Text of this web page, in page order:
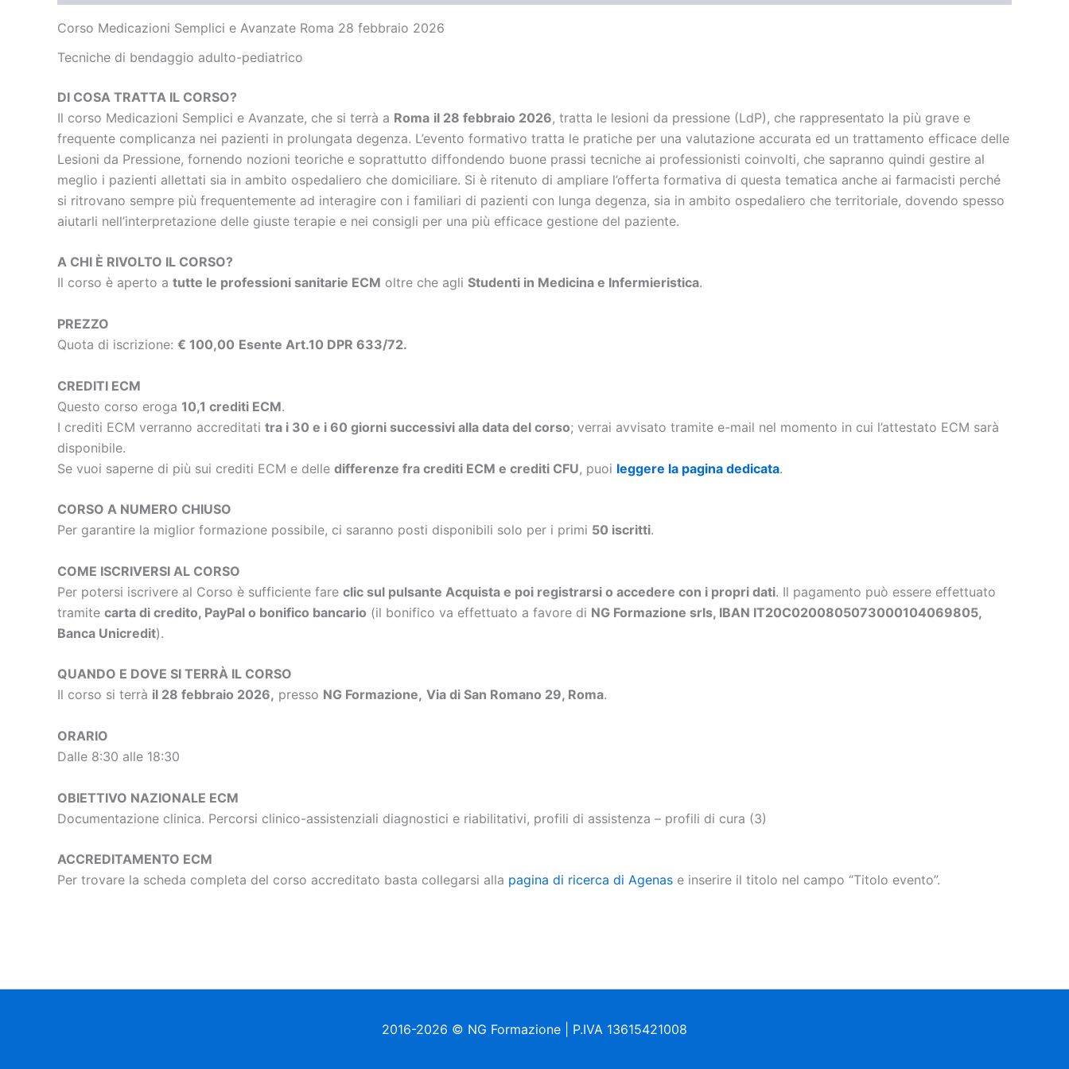
Corso Medicazioni Semplici e Avanzate Roma 28 febbraio 2026
Tecniche di bendaggio adulto-pediatrico
DI COSA TRATTA IL CORSO?
Il corso Medicazioni Semplici e Avanzate, che si terrà a Roma il 28 febbraio 2026, tratta le lesioni da pressione (LdP), che rappresentato la più grave e
frequente complicanza nei pazienti in prolungata degenza. L’evento formativo tratta le pratiche per una valutazione accurata ed un trattamento efficace delle
Lesioni da Pressione, fornendo nozioni teoriche e soprattutto diffondendo buone prassi tecniche ai professionisti coinvolti, che sapranno quindi gestire al
meglio i pazienti allettati sia in ambito ospedaliero che domiciliare. Si è ritenuto di ampliare l’offerta formativa di questa tematica anche ai farmacisti perché
si ritrovano sempre più frequentemente ad interagire con i familiari di pazienti con lunga degenza, sia in ambito ospedaliero che territoriale, dovendo spesso
aiutarli nell’interpretazione delle giuste terapie e nei consigli per una più efficace gestione del paziente.
A CHI È RIVOLTO IL CORSO?
Il corso è aperto a tutte le professioni sanitarie ECM oltre che agli Studenti in Medicina e Infermieristica.
PREZZO
Quota di iscrizione: € 100,00 Esente Art.10 DPR 633/72.
CREDITI ECM
Questo corso eroga 10,1 crediti ECM.
I crediti ECM verranno accreditati tra i 30 e i 60 giorni successivi alla data del corso; verrai avvisato tramite e-mail nel momento in cui l’attestato ECM sarà
disponibile.
Se vuoi saperne di più sui crediti ECM e delle differenze fra crediti ECM e crediti CFU, puoi leggere la pagina dedicata.
CORSO A NUMERO CHIUSO
Per garantire la miglior formazione possibile, ci saranno posti disponibili solo per i primi 50 iscritti.
COME ISCRIVERSI AL CORSO
Per potersi iscrivere al Corso è sufficiente fare clic sul pulsante Acquista e poi registrarsi o accedere con i propri dati. Il pagamento può essere effettuato
tramite carta di credito, PayPal o bonifico bancario (il bonifico va effettuato a favore di NG Formazione srls, IBAN IT20C0200805073000104069805,
Banca Unicredit).
QUANDO E DOVE SI TERRÀ IL CORSO
Il corso si terrà il 28 febbraio 2026, presso NG Formazione, Via di San Romano 29, Roma.
ORARIO
Dalle 8:30 alle 18:30
OBIETTIVO NAZIONALE ECM
Documentazione clinica. Percorsi clinico-assistenziali diagnostici e riabilitativi, profili di assistenza – profili di cura (3)
ACCREDITAMENTO ECM
Per trovare la scheda completa del corso accreditato basta collegarsi alla pagina di ricerca di Agenas e inserire il titolo nel campo “Titolo evento”.
2016-2026 © NG Formazione | P.IVA 13615421008